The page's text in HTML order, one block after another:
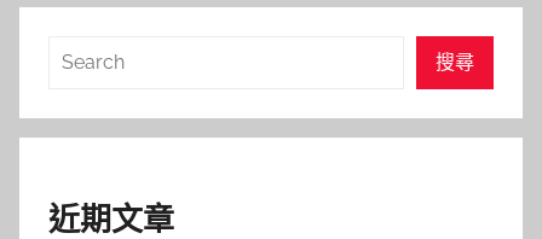
搜
搜尋
近期文章